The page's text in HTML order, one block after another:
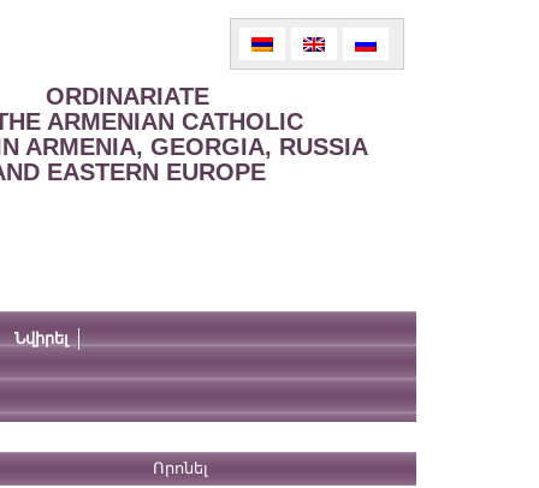
ORDINARIATE
ARMENIAN CATHOLIC
ARMENIA, GEORGIA, RUSSIA
EASTERN EUROPE
Նվիրել